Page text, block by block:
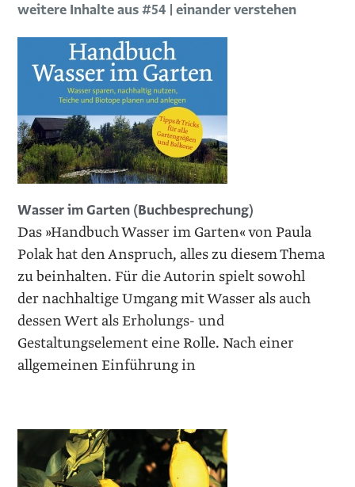
weitere Inhalte aus #54 | einander verstehen
Wasser im Garten (Buchbesprechung)
Das »Handbuch Wasser im Garten« von Paula
Polak hat den Anspruch, alles zu diesem Thema
zu beinhalten. Für die Autorin spielt sowohl
der nachhaltige Umgang mit Wasser als auch
dessen Wert als Erholungs- und
Gestaltungselement eine Rolle. Nach einer
allgemeinen Einführung in